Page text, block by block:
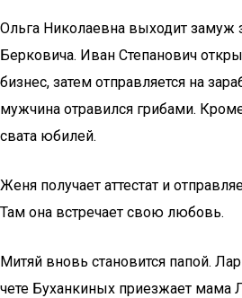
Ольга Николаевна выходит замуж
Берковича. Иван Степанович
бизнес, затем отправляется на
мужчина отравился грибами.
свата юбилей.
Женя получает аттестат и
Там она встречает свою любовь.
Митяй вновь становится папой.
чете Буханкиных приезжает мама